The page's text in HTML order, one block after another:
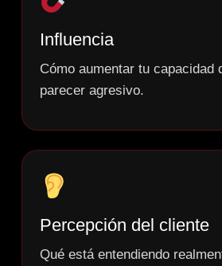
Influencia
Cómo aumentar tu capacidad
parecer agresivo.
Percepción del cliente
Qué está entendiendo